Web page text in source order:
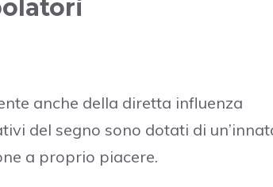
anche della diretta influenza
del segno sono dotati di
a proprio piacere.